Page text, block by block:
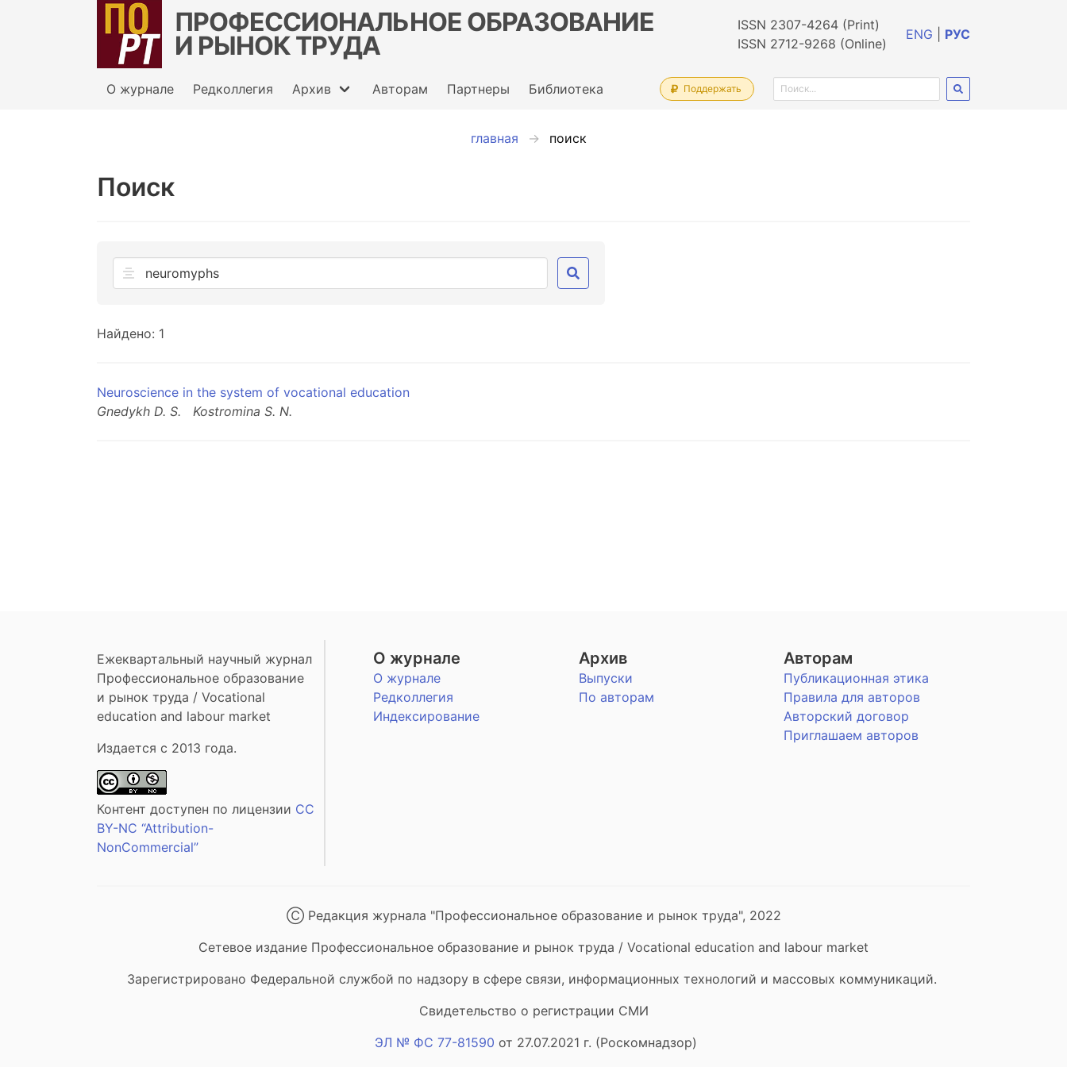
ПРОФЕССИОНАЛЬНОЕ ОБРАЗОВАНИЕ
И РЫНОК ТРУДА
ISSN 2307-4264 (Print)
ISSN 2712-9268 (Online)
ENG РУС
О журнале Редколлегия Архив Авторам Партнеры Библиотека Поддержать
главная поиск
Поиск
Найдено: 1
Neuroscience in the system of vocational education
Gnedykh D. S.
Kostromina S. N.
Ежеквартальный научный журнал
Профессиональное образование
и рынок труда / Vocational
education and labour market
Издается с 2013 года.
Контент доступен по лицензии CC
BY-NC “Attribution-
NonCommercial”
О журнале
О журнале
Редколлегия
Индексирование
Архив
Выпуски
По авторам
Авторам
Публикационная этика
Правила для авторов
Авторский договор
Приглашаем авторов
Ⓒ Редакция журнала "Профессиональное образование и рынок труда", 2022
Сетевое издание Профессиональное образование и рынок труда / Vocational education and labour market
Зарегистрировано Федеральной службой по надзору в сфере связи, информационных технологий и массовых коммуникаций.
Свидетельство о регистрации СМИ
ЭЛ № ФС 77-81590 от 27.07.2021 г. (Роскомнадзор)